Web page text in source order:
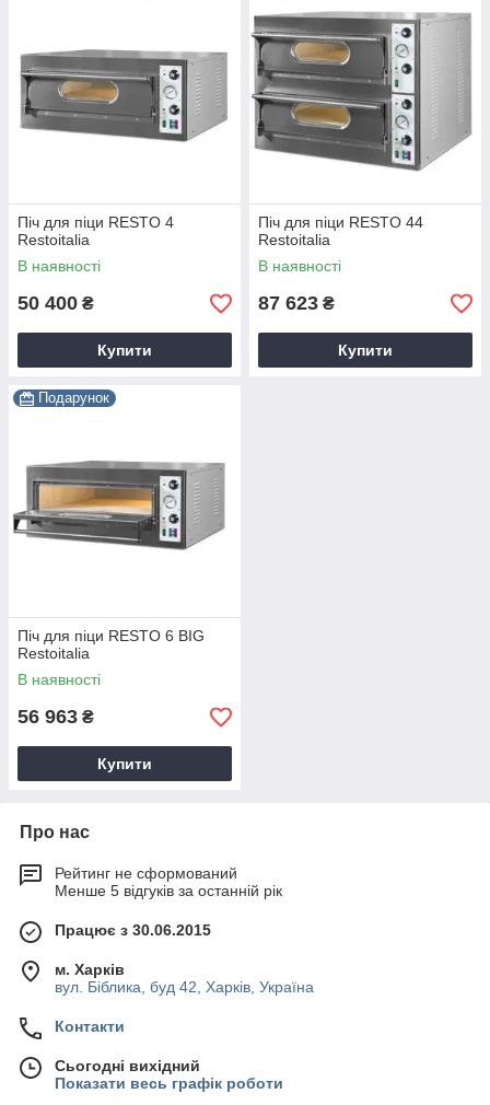
Піч для піци RESTO 4
Restoitalia
В наявності
50 400 ₴
Купити
Піч для піци RESTO 44
Restoitalia
В наявності
87 623 ₴
Купити
Подарунок
Піч для піци RESTO 6 BIG
Restoitalia
В наявності
56 963 ₴
Купити
Про нас
Рейтинг не сформований
Менше 5 відгуків за останній рік
Працює з 30.06.2015
м. Харків
вул. Біблика, буд 42, Харків, Україна
Контакти
Сьогодні вихідний
Показати весь графік роботи